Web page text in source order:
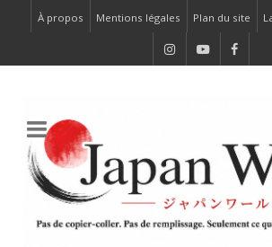
À propos Mentions légales Plan du site